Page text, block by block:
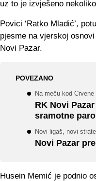
uz to je izvješeno
Povici ‘Ratko Mladić’,
pjesme na vjerskoj
Novi Pazar.
POVEZANO
Na meču kod
RK Novi
sramotne
Novi ligaš, novi
Novi Pazar
Husein Memić je podnio